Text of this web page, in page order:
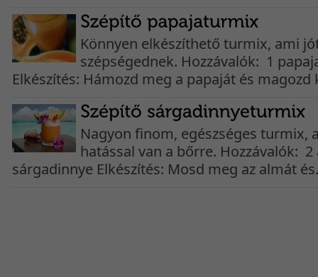
Könnyen elkészíthető turmix, ami
szépségednek. Hozzávalók: 1
Elkészítés: Hámozd meg a papaját és magozd
Nagyon finom, egészséges turmix,
hatással van a bőrre. Hozzávalók:
sárgadinnye Elkészítés: Mosd meg az almát